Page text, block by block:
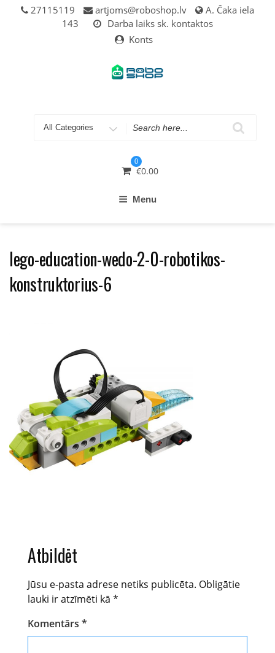
27115119 artjoms@roboshop.lv
A. Čaka iela
143
Darba laiks sk. kontaktos
Konts
Search
0
€0.00
Menu
lego-education-wedo-2-0-robotikos-
konstruktorius-6
Atbildēt
Jūsu e-pasta adrese netiks publicēta. Obligātie
lauki ir atzīmēti kā *
Komentārs *